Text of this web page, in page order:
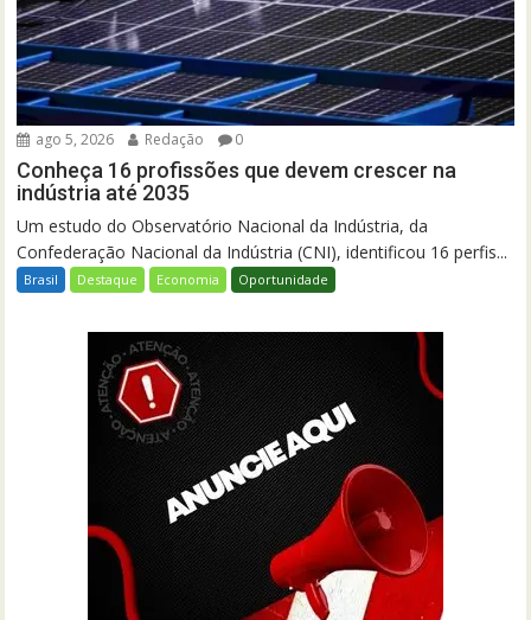
ago 5, 2026 Redação 0
Conheça 16 profissões que devem crescer na
indústria até 2035
Um estudo do Observatório Nacional da Indústria, da
Confederação Nacional da Indústria (CNI), identificou 16 perfis...
Brasil Destaque Economia Oportunidade